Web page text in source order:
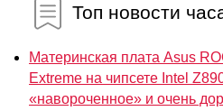
Топ новости
Материнская плата Asus
Extreme на чипсете Intel
«навороченное» и очень